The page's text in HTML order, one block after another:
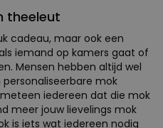
theeleut
cadeau, maar ook een
iemand op kamers gaat of
Mensen hebben altijd wel
mok
iedereen dat die mok
meer jouw lievelings mok
is iets wat iedereen nodig